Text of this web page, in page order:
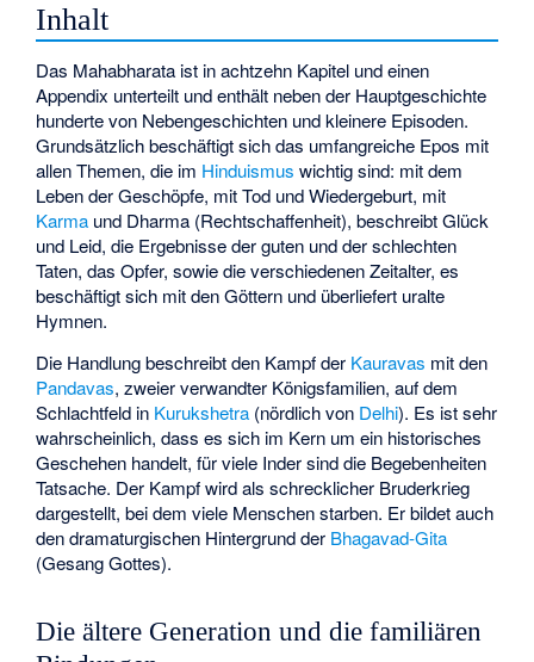
Inhalt
Das Mahabharata ist in achtzehn Kapitel und einen
Appendix unterteilt und enthält neben der Hauptgeschichte
hunderte von Nebengeschichten und kleinere Episoden.
Grundsätzlich beschäftigt sich das umfangreiche Epos mit
allen Themen, die im Hinduismus wichtig sind: mit dem
Leben der Geschöpfe, mit Tod und Wiedergeburt, mit
Karma und Dharma (Rechtschaffenheit), beschreibt Glück
und Leid, die Ergebnisse der guten und der schlechten
Taten, das Opfer, sowie die verschiedenen Zeitalter, es
beschäftigt sich mit den Göttern und überliefert uralte
Hymnen.
Die Handlung beschreibt den Kampf der Kauravas mit den
Pandavas, zweier verwandter Königsfamilien, auf dem
Schlachtfeld in Kurukshetra (nördlich von Delhi). Es ist sehr
wahrscheinlich, dass es sich im Kern um ein historisches
Geschehen handelt, für viele Inder sind die Begebenheiten
Tatsache. Der Kampf wird als schrecklicher Bruderkrieg
dargestellt, bei dem viele Menschen starben. Er bildet auch
den dramaturgischen Hintergrund der Bhagavad-Gita
(Gesang Gottes).
Die ältere Generation und die familiären